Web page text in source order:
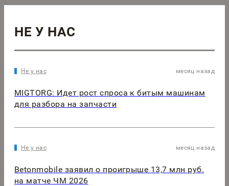
НЕ У НАС
Не у нас месяц назад
MIGTORG: Идет рост спроса к битым машинам
для разбора на запчасти
Не у нас месяц назад
Betonmobile заявил о проигрыше 13,7 млн руб.
на матче ЧМ 2026